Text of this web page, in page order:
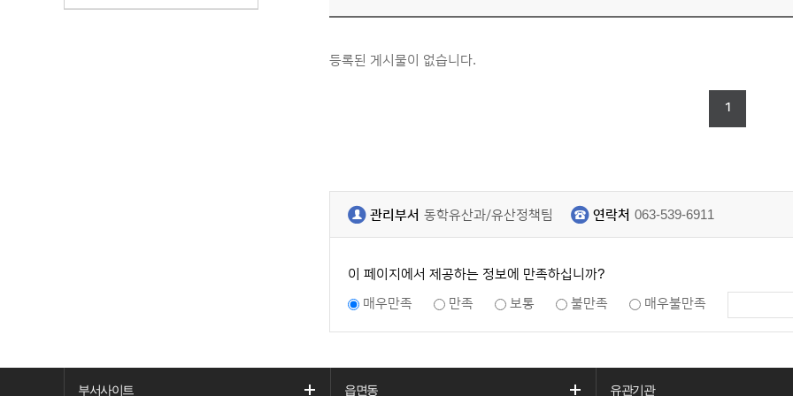
등록된 게시물이 없습니다.
1
관리부서 동학유산과/유산정책팀 연락처 063-539-6911
이 페이지에서 제공하는 정보에 만족하십니까?
매우만족
만족 보통 불만족 매우불만족
부서사이트 읍면동 유관기관